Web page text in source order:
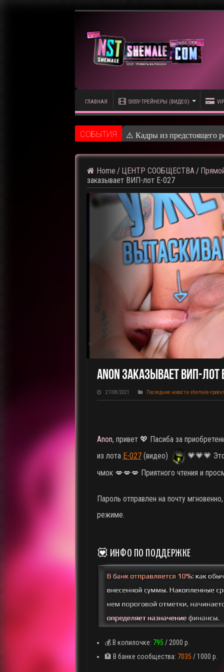
ГЛАВНАЯ SISSY-ТРЕЙНЕРЫ (ВИДЕО)
CОБЫТИЯ ⚠️ Кадры из предстоящего
Home / ЦЕНТР СООБЩЕСТВА /
заказывает ВИП-лот E-027
Anon Заказывает ВИП-Лот
27/08/2021 Последние новости shemale-
Anon, привет 💖 Пасиба за
из лота E-027(видео)
💗💗💗
чмок 💋💋💋 Приятного чтения и
Пароль отправлен на почту мгновенно,
режиме.
💟 ИНФО ПО ПОДДЕРЖКЕ
💰 В копилочке: 795 / 2000 р.
🏦 В банке сообщества: 7035 / 1000 р.